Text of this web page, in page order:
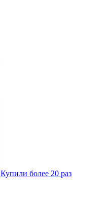
Купили более 20 раз